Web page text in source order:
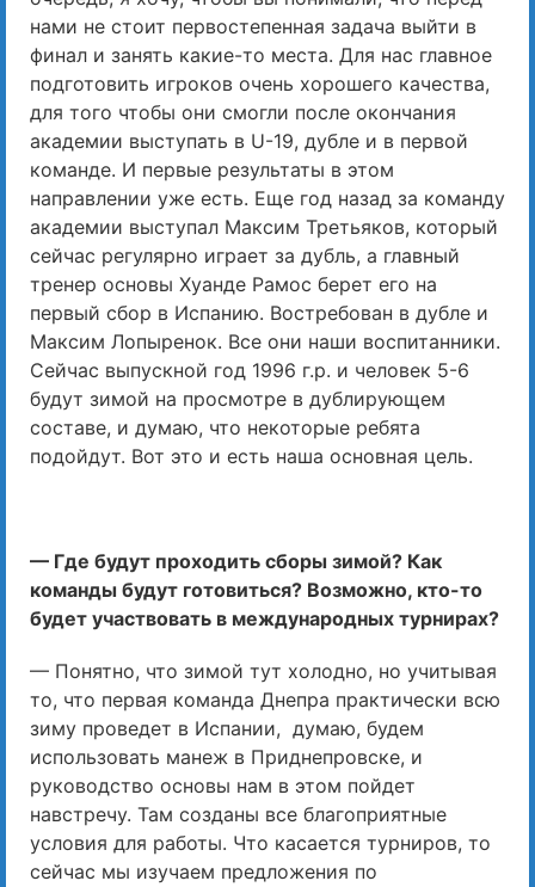
нами не стоит первостепенная задача выйти в
финал и занять какие-то места. Для нас главное
подготовить игроков очень хорошего качества,
для того чтобы они смогли после окончания
академии выступать в U-19, дубле и в первой
команде. И первые результаты в этом
направлении уже есть. Еще год назад за команду
академии выступал Максим Третьяков, который
сейчас регулярно играет за дубль, а главный
тренер основы Хуанде Рамос берет его на
первый сбор в Испанию. Востребован в дубле и
Максим Лопыренок. Все они наши воспитанники.
Сейчас выпускной год 1996 г.р. и человек 5-6
будут зимой на просмотре в дублирующем
составе, и думаю, что некоторые ребята
подойдут. Вот это и есть наша основная цель.
— Где будут проходить сборы зимой? Как
команды будут готовиться? Возможно, кто-то
будет участвовать в международных турнирах?
— Понятно, что зимой тут холодно, но учитывая
то, что первая команда Днепра практически всю
зиму проведет в Испании, думаю, будем
использовать манеж в Приднепровске, и
руководство основы нам в этом пойдет
навстречу. Там созданы все благоприятные
условия для работы. Что касается турниров, то
сейчас мы изучаем предложения по